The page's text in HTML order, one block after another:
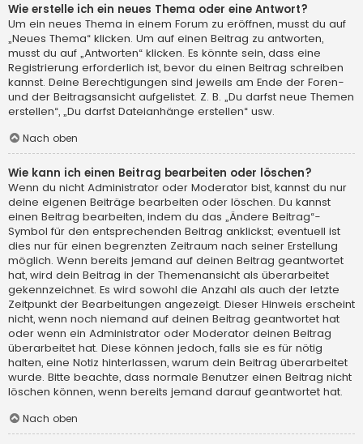
Wie erstelle ich ein neues Thema oder eine Antwort?
Um ein neues Thema in einem Forum zu eröffnen, musst du auf
„Neues Thema“ klicken. Um auf einen Beitrag zu antworten,
musst du auf „Antworten“ klicken. Es könnte sein, dass eine
Registrierung erforderlich ist, bevor du einen Beitrag schreiben
kannst. Deine Berechtigungen sind jeweils am Ende der Foren-
und der Beitragsansicht aufgelistet. Z. B. „Du darfst neue Themen
erstellen“, „Du darfst Dateianhänge erstellen“ usw.
Nach oben
Wie kann ich einen Beitrag bearbeiten oder löschen?
Wenn du nicht Administrator oder Moderator bist, kannst du nur
deine eigenen Beiträge bearbeiten oder löschen. Du kannst
einen Beitrag bearbeiten, indem du das „Ändere Beitrag“-
Symbol für den entsprechenden Beitrag anklickst; eventuell ist
dies nur für einen begrenzten Zeitraum nach seiner Erstellung
möglich. Wenn bereits jemand auf deinen Beitrag geantwortet
hat, wird dein Beitrag in der Themenansicht als überarbeitet
gekennzeichnet. Es wird sowohl die Anzahl als auch der letzte
Zeitpunkt der Bearbeitungen angezeigt. Dieser Hinweis erscheint
nicht, wenn noch niemand auf deinen Beitrag geantwortet hat
oder wenn ein Administrator oder Moderator deinen Beitrag
überarbeitet hat. Diese können jedoch, falls sie es für nötig
halten, eine Notiz hinterlassen, warum dein Beitrag überarbeitet
wurde. Bitte beachte, dass normale Benutzer einen Beitrag nicht
löschen können, wenn bereits jemand darauf geantwortet hat.
Nach oben